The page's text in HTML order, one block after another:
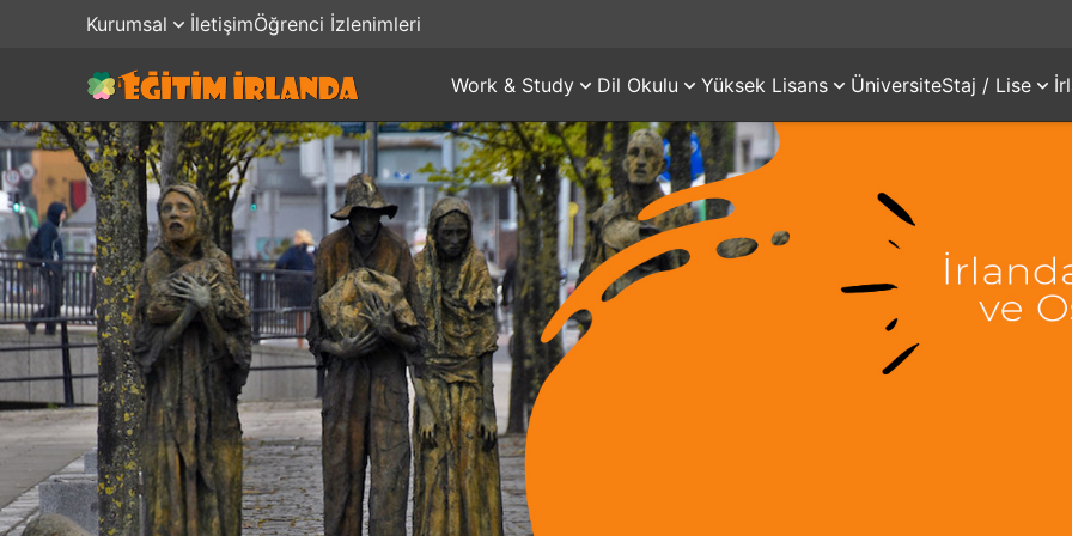
Kurumsal İletişimÖğrenci İzlenimleri
Work & Study Dil Okulu Yüksek Lisans ÜniversiteStaj / Lise